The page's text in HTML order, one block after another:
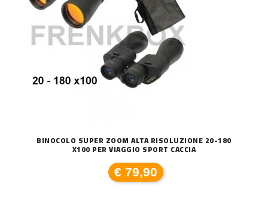
BINOCOLO SUPER ZOOM ALTA RISOLUZIONE 20-180
X100 PER VIAGGIO SPORT CACCIA
€ 79,90